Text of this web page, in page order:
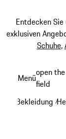
Entdecken Sie
exklusiven
Schuhe,
Hauptinhalt
Menüopen
field
Bekleidung /